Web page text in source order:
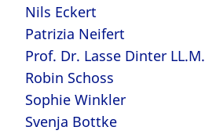
Nils Eckert
Patrizia Neifert
Prof. Dr. Lasse Dinter LL.M.
Robin Schoss
Sophie Winkler
Svenja Bottke